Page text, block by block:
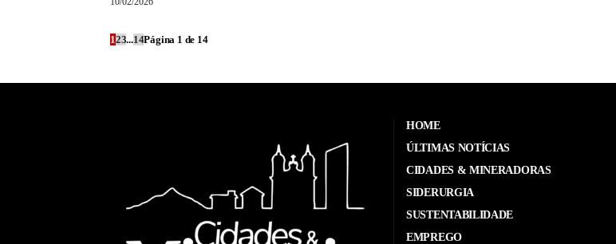
123...14Página 1 de 14
HOME
ÚLTIMAS NOTÍCIAS
CIDADES & MINERADORAS
SIDERURGIA
SUSTENTABILIDADE
EMPREGO